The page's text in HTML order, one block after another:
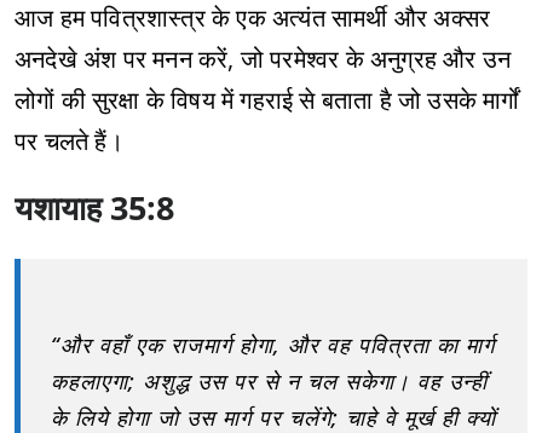
आज हम पवित्रशास्त्र के एक अत्यंत सामर्थी और अक्सर
अनदेखे अंश पर मनन करें, जो परमेश्वर के अनुग्रह और उन
लोगों की सुरक्षा के विषय में गहराई से बताता है जो उसके मार्गों
पर चलते हैं।
यशायाह 35:8
“और वहाँ एक राजमार्ग होगा, और वह पवित्रता का मार्ग
कहलाएगा; अशुद्ध उस पर से न चल सकेगा। वह उन्हीं
के लिये होगा जो उस मार्ग पर चलेंगे; चाहे वे मूर्ख ही क्यों